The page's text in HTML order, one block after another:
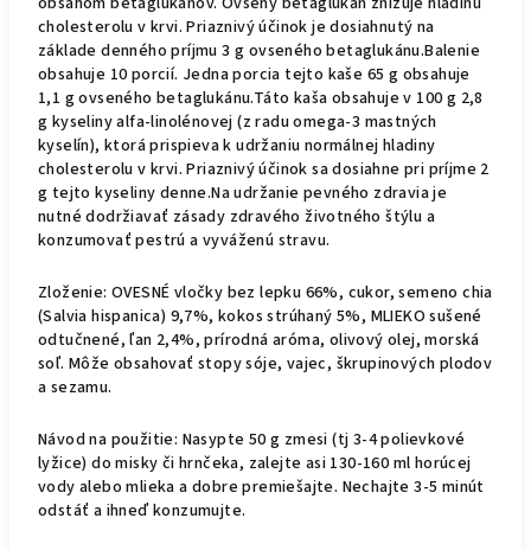
cholesterolu v krvi. Priaznivý účinok je dosiahnutý na
základe denného príjmu 3 g ovseného betaglukánu.Balenie
obsahuje 10 porcií. Jedna porcia tejto kaše 65 g obsahuje
1,1 g ovseného betaglukánu.Táto kaša obsahuje v 100 g 2,8
g kyseliny alfa-linolénovej (z radu omega-3 mastných
kyselín), ktorá prispieva k udržaniu normálnej hladiny
cholesterolu v krvi. Priaznivý účinok sa dosiahne pri príjme 2
g tejto kyseliny denne.Na udržanie pevného zdravia je
nutné dodržiavať zásady zdravého životného štýlu a
konzumovať pestrú a vyváženú stravu.
Zloženie: OVESNÉ vločky bez lepku 66%, cukor, semeno chia
(Salvia hispanica) 9,7%, kokos strúhaný 5%, MLIEKO sušené
odtučnené, ľan 2,4%, prírodná aróma, olivový olej, morská
soľ. Môže obsahovať stopy sóje, vajec, škrupinových plodov
a sezamu.
Návod na použitie: Nasypte 50 g zmesi (tj 3-4 polievkové
lyžice) do misky či hrnčeka, zalejte asi 130-160 ml horúcej
vody alebo mlieka a dobre premiešajte. Nechajte 3-5 minút
odstáť a ihneď konzumujte.